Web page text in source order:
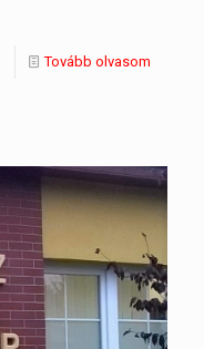
Tovább olvasom